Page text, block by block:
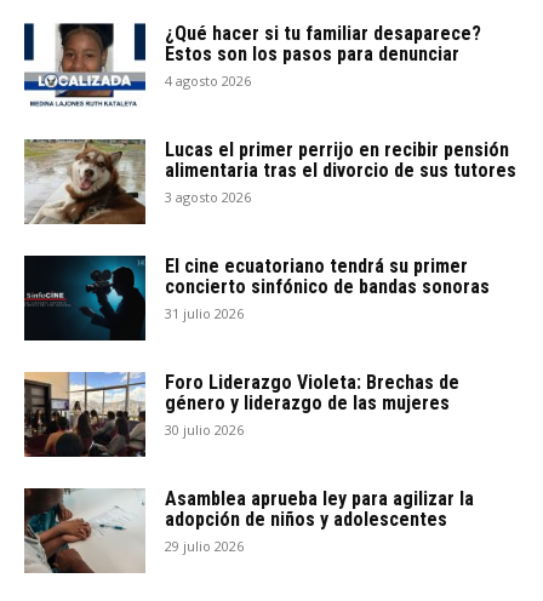
¿Qué hacer si tu familiar desaparece?
Estos son los pasos para denunciar
4 agosto 2026
Lucas el primer perrijo en recibir pensión
alimentaria tras el divorcio de sus tutores
3 agosto 2026
El cine ecuatoriano tendrá su primer
concierto sinfónico de bandas sonoras
31 julio 2026
Foro Liderazgo Violeta: Brechas de
género y liderazgo de las mujeres
30 julio 2026
Asamblea aprueba ley para agilizar la
adopción de niños y adolescentes
29 julio 2026